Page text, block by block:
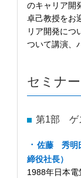
のキャリア開
卓己教授をお
リア開発につ
ついて講演、
セミナ
第1部 ゲ
佐藤 秀明
締役社長）
1988年日本